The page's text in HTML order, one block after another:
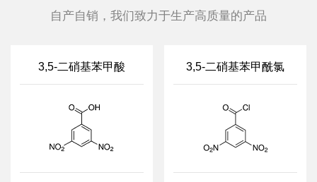
自产自销，我们致力于生产高质量的产品
3,5-二硝基苯甲酸 3,5-二硝基苯甲酰氯